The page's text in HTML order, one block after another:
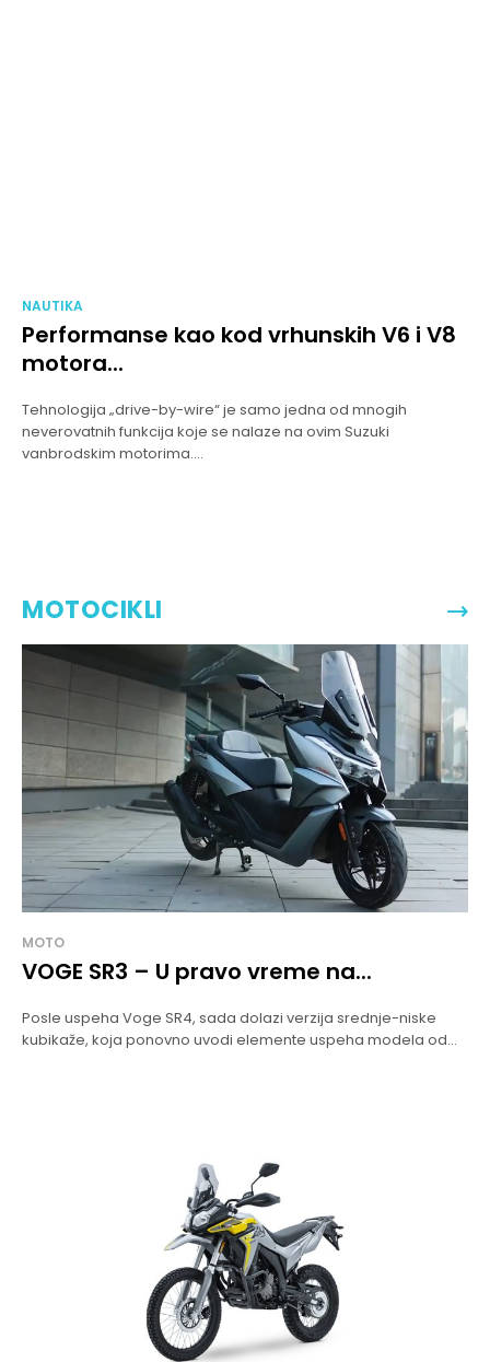
NAUTIKA
Performanse kao kod vrhunskih V6 i V8
motora...
Tehnologija „drive-by-wire“ je samo jedna od mnogih
neverovatnih funkcija koje se nalaze na ovim Suzuki
vanbrodskim motorima....
MOTOCIKLI
MOTO
VOGE SR3 – U pravo vreme na...
Posle uspeha Voge SR4, sada dolazi verzija srednje-niske
kubikaže, koja ponovno uvodi elemente uspeha modela od...